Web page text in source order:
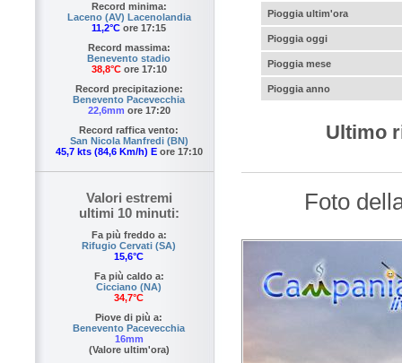
Record minima:
Laceno (AV) Lacenolandia
11,2°C ore 17:15
Record massima:
Benevento stadio
38,8°Core 17:10
Record precipitazione:
Benevento Pacevecchia
22,6mm ore 17:20
Record raffica vento:
San Nicola Manfredi (BN)
45,7 kts (84,6 Km/h) Eore 17:10
Valori estremi
ultimi 10 minuti:
Fa più freddo a:
Rifugio Cervati (SA)
15,6°C
Fa più caldo a:
Cicciano (NA)
34,7°C
Piove di più a:
Benevento Pacevecchia
16mm
(Valore ultim'ora)
Pioggia ultim'ora
Pioggia oggi
Pioggia mese
Pioggia anno
Ultimo
Foto